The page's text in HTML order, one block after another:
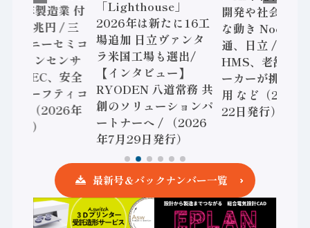
年製造業 付
額86兆円 / 三
とソニーセミコ
ジョンセンサ
/ IDEC、安全
すセーフティコ
ーラ（2026年
発行）
「Lighthouse」
2026年は新たに16工
場追加 日立ヴァンタ
ラ米国工場も選出/
【インタビュー】
RYODEN 八道常務 共
創のソリューションパ
ートナーへ / （2026
年7月29日発行）
開発や社会実装
な動き Noetra
通、日立 / 兵神
HMS、老舗ポ
ーカーが挑むデ
用 など（2026
22日発行）
最新号＆バックナンバー一覧